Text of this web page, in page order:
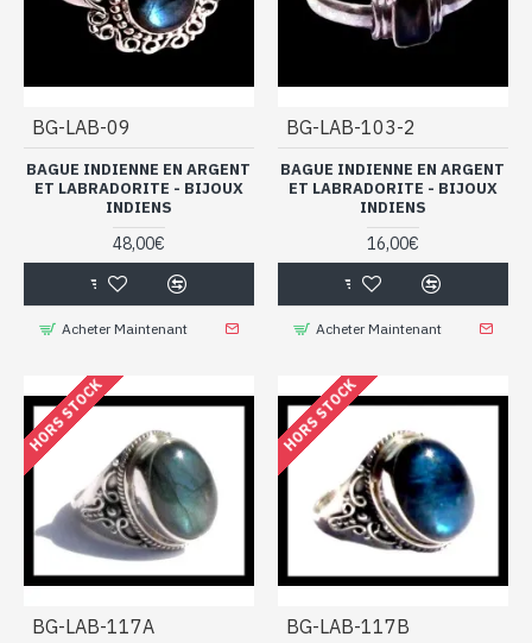
BG-LAB-09
BAGUE INDIENNE EN ARGENT
ET LABRADORITE - BIJOUX
INDIENS
48,00€
Acheter Maintenant
BG-LAB-103-2
BAGUE INDIENNE EN ARGENT
ET LABRADORITE - BIJOUX
INDIENS
16,00€
Acheter Maintenant
HORS STOCK
BG-LAB-117A
HORS STOCK
BG-LAB-117B